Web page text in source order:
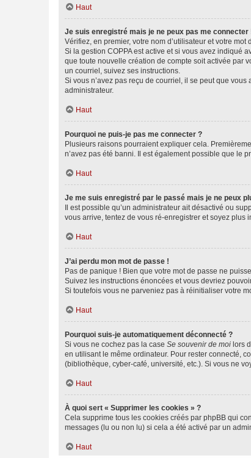
Haut
Je suis enregistré mais je ne peux pas me connecter
Vérifiez, en premier, votre nom d’utilisateur et votre
Si la gestion COPPA est active et si vous avez indiqué
que toute nouvelle création de compte soit activée par
un courriel, suivez ses instructions.
Si vous n’avez pas reçu de courriel, il se peut que
administrateur.
Haut
Pourquoi ne puis-je pas me connecter ?
Plusieurs raisons pourraient expliquer cela.
n’avez pas été banni. Il est également possible que le
Haut
Je me suis enregistré par le passé mais je ne peux
Il est possible qu’un administrateur ait désactivé ou
vous arrive, tentez de vous ré-enregistrer et soyez plus
Haut
J’ai perdu mon mot de passe !
Pas de panique ! Bien que votre mot de passe ne
Suivez les instructions énoncées et vous devriez
Si toutefois vous ne parveniez pas à réinitialiser votre
Haut
Pourquoi suis-je automatiquement déconnecté ?
Si vous ne cochez pas la case Se souvenir de moi lors
en utilisant le même ordinateur. Pour rester connecté,
(bibliothèque, cyber-café, université, etc.). Si vous ne
Haut
À quoi sert « Supprimer les cookies » ?
Cela supprime tous les cookies créés par phpBB qui
messages (lu ou non lu) si cela a été activé par un
Haut